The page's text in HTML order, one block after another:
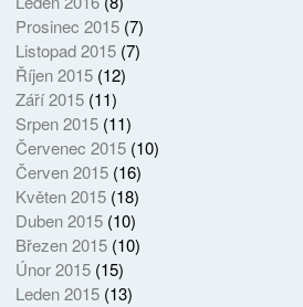
Prosinec 2015(7)
Listopad 2015(7)
Říjen 2015(12)
Září 2015(11)
Srpen 2015(11)
Červenec 2015(10)
Červen 2015(16)
Květen 2015(18)
Duben 2015(10)
Březen 2015(10)
Únor 2015(15)
Leden 2015(13)